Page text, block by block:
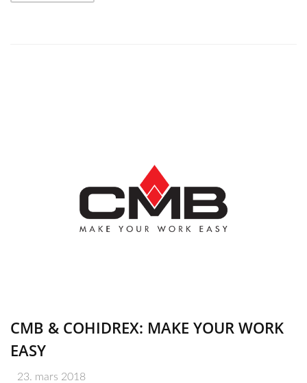
CMB & COHIDREX: MAKE YOUR WORK
EASY
23. mars 2018